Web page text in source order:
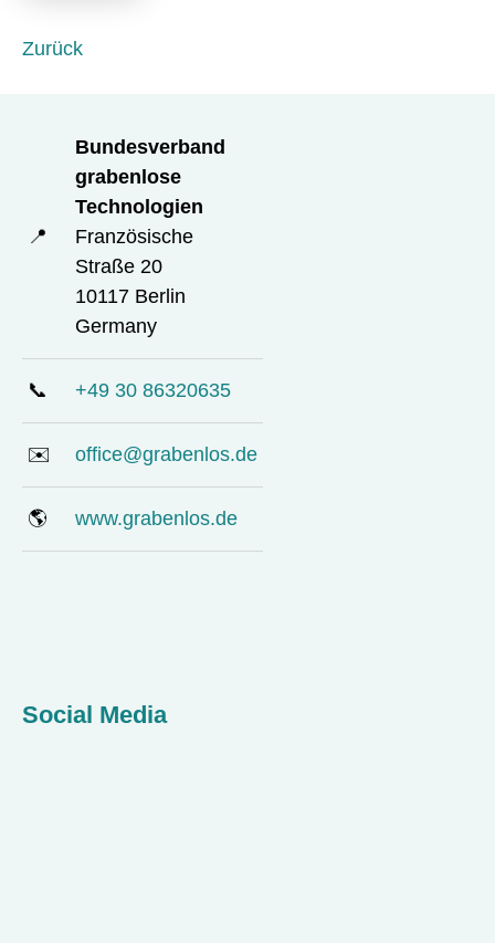
d
Zurück
📍
Bundesverband
grabenlose
Technologien
Französische
Straße 20
10117 Berlin
Germany
📞 +49 30 86320635
✉️ office@grabenlos.de
🌎 www.grabenlos.de
Social Media